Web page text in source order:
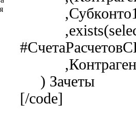
,Субконто1
,exists(select
) Зачеты
[/code]